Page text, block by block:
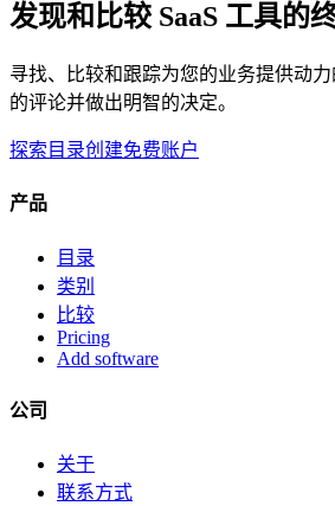
发现和比较 SaaS 工具的
寻找、比较和跟踪为您的业务提供动
的评论并做出明智的决定。
探索目录创建免费账户
产品
目录
类别
比较
Pricing
Add software
公司
关于
联系方式